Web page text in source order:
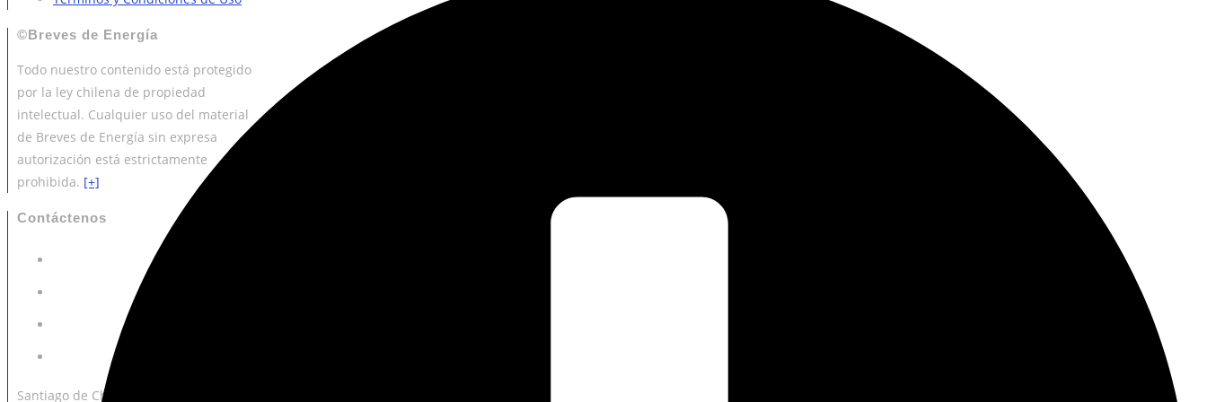
©Breves de Energía
Todo nuestro contenido está protegido
por la ley chilena de propiedad
intelectual. Cualquier uso del material
de Breves de Energía sin expresa
autorización está estrictamente
prohibida. [+]
Contáctenos
Santiago de Chile (RM).